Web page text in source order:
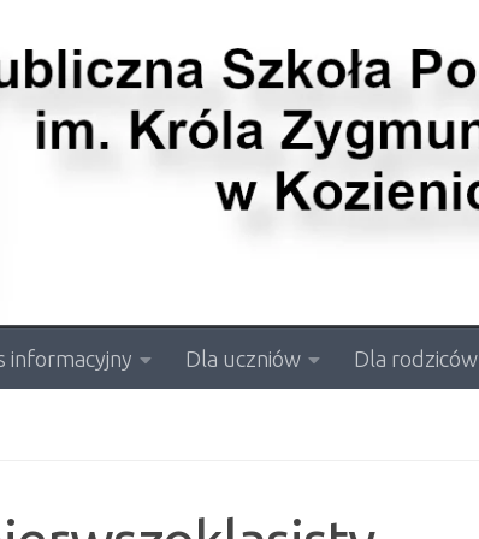
informacyjny Dla uczniów Dla rodziców